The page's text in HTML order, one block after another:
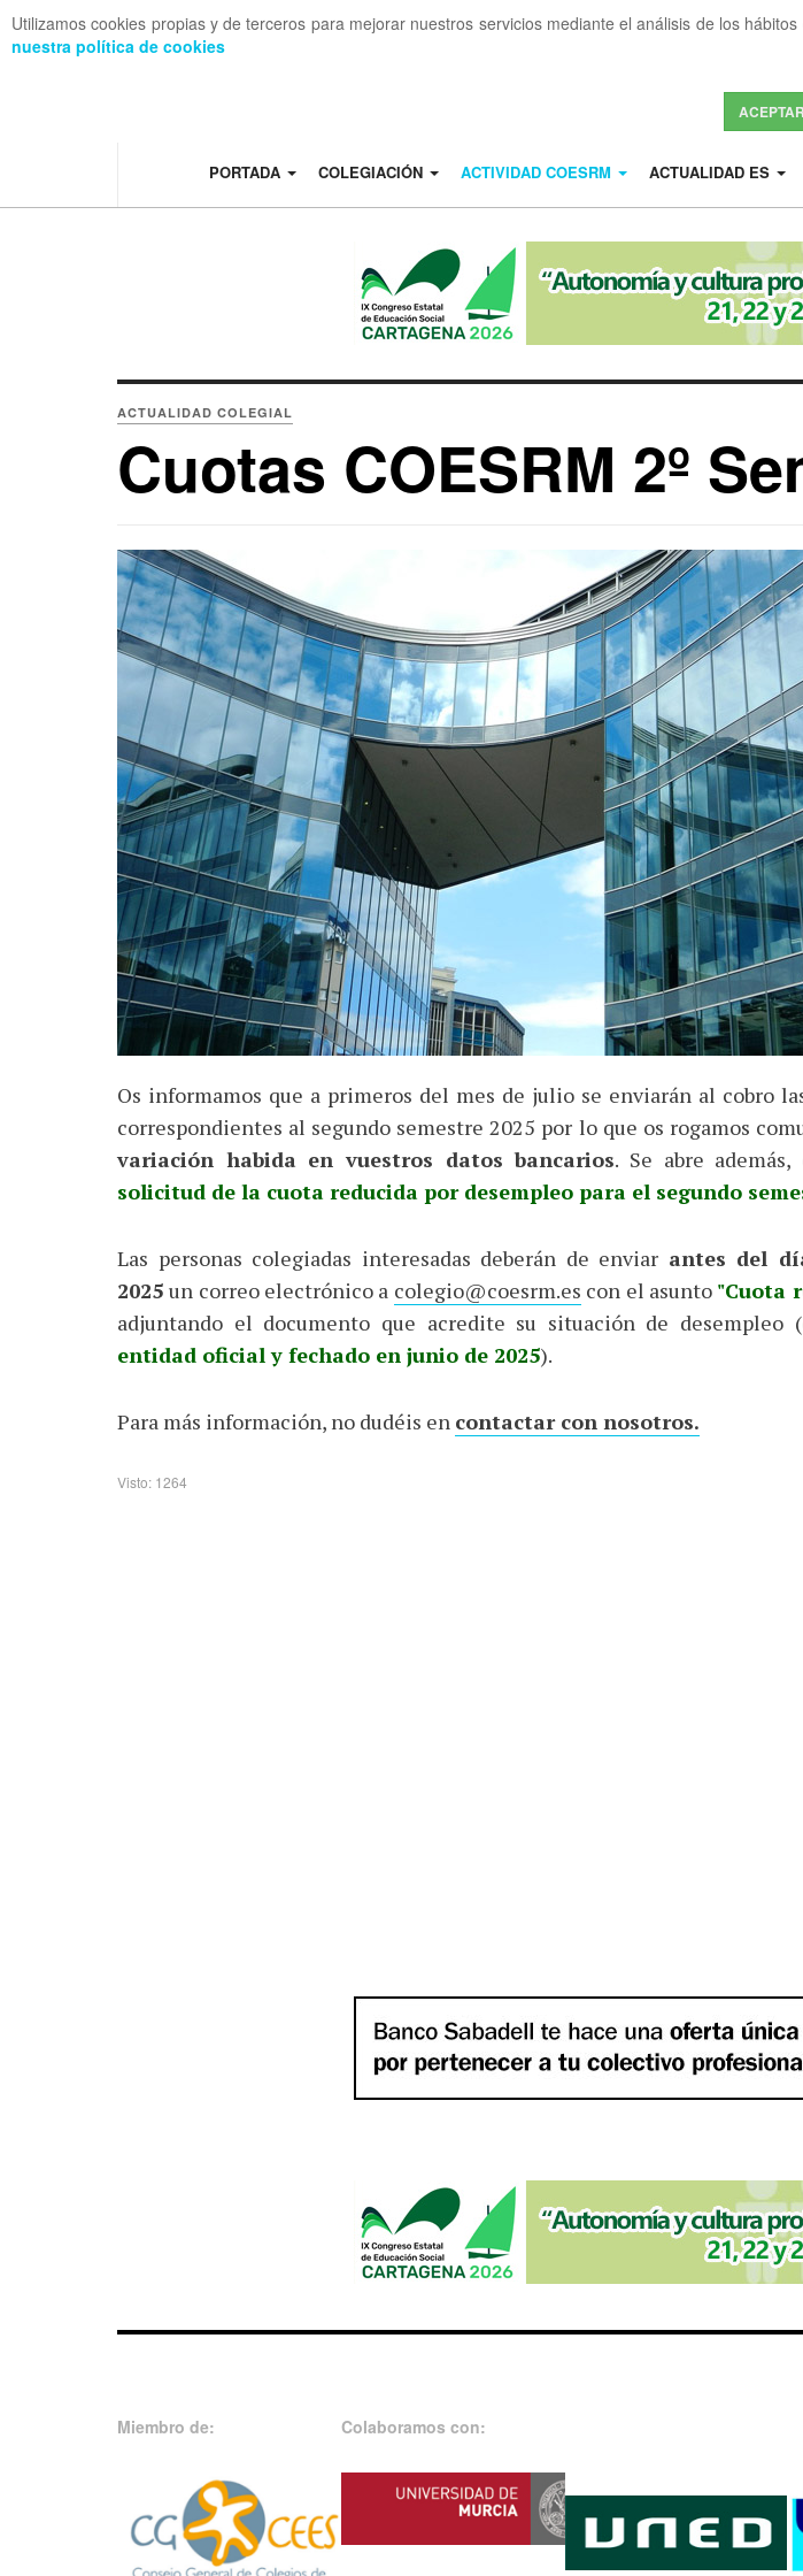
Utilizamos cookies propias y de terceros para mejorar nuestros servicios mediante el análisis de los
nuestra política de cookies
ACEPTAR
PORTADA COLEGIACIÓN ACTIVIDAD COESRM ACTUALIDAD ES
ACTUALIDAD COLEGIAL
Cuotas COESRM 2º
Os informamos que a primeros del mes de julio se enviarán al cobro
correspondientes al segundo semestre 2025 por lo que os rogamos
variación habida en vuestros datos bancarios. Se abre además,
solicitud de la cuota reducida por desempleo para el segundo
Las personas colegiadas interesadas deberán de enviar antes del
2025un correo electrónico a colegio@coesrm.es con el asunto "Cuota
adjuntando el documento que acredite su situación de desempleo (
entidad oficial y fechado en junio de 2025).
Para más información, no dudéis en contactar con nosotros.
Visto: 1264
Miembro de: Colaboramos con: